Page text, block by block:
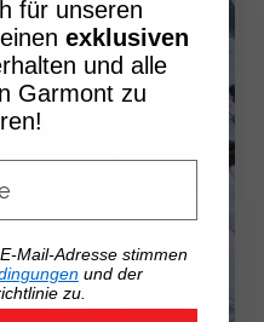
für unseren
exklusiven
und alle
Garmont zu
Mail-Adresse stimmen
und der
zu.